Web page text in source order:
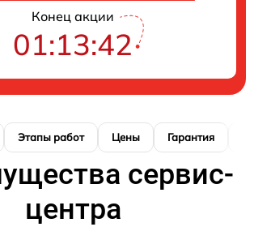
Конец акции
01:13:41
Этапы работ Цены Гарантия
сервис-
центра